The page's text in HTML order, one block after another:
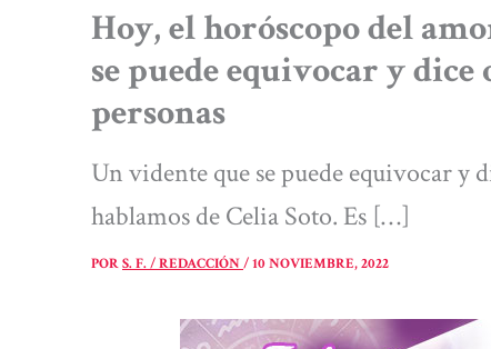
Hoy, el horóscopo del
se puede equivocar y
personas
Un vidente que se puede equivocar y
hablamos de Celia Soto. Es […]
PORS. F. / REDACCIÓN/10 NOVIEMBRE, 2022